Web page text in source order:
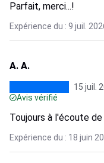
Parfait, merci...!
Expérience du : 9 juil.
A. A.
15 juil.
Avis vérifié
Toujours à l'écoute
Expérience du : 18 juin